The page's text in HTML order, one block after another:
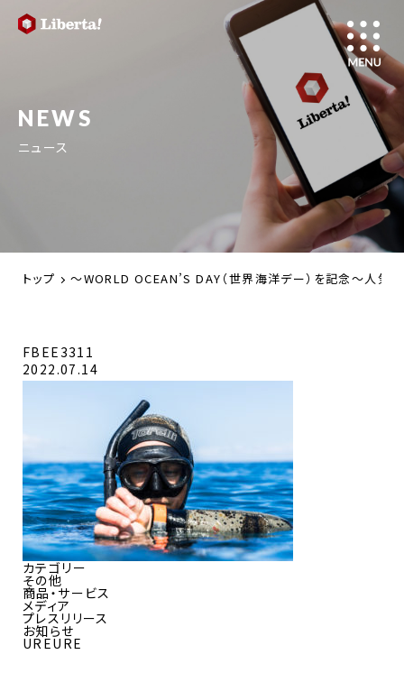
NEWS
ニュース
トップ ～WORLD OCEAN’S DAY（世界海洋デー）を記念～人気
FBEE3311
2022.07.14
カテゴリー
その他
商品・サービス
メディア
プレスリリース
お知らせ
UREURE